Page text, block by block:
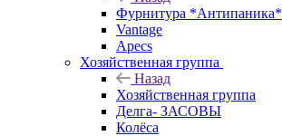
Фурнитура *Антипаника*
Vantage
Apecs
Хозяйственная группа
Назад
Хозяйственная группа
Делга- ЗАСОВЫ
Колёса